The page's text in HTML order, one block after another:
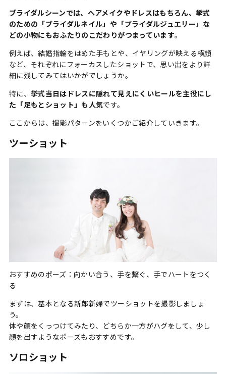
ブライダルシーンでは、ヘアメイクやドレスはもちろん、挙式
のための「ブライダルネイル」や「ブライダルジュエリー」な
どの小物にもおふたりのこだわりがつまっています。
例えば、結婚指輪をはめた手もとや、イヤリングが映える横顔
など、それぞれにフォーカスしたショットで、思い出をより詳
細に残してみてはいかがでしょうか。
特に、 挙式当日はドレスに隠れて見えにくいヒールを主役にし
た「足もとショット」も人気です。
ここからは、撮影パターンをいくつかご紹介していきます。
ツーショット
おすすめのポーズ：向かい合う、手を繋ぐ、手でハートをつく
る
まずは、基本となる新郎新婦でツーショットを撮影しましょ
う。
体や顔をくっつけてみたり、どちらか一方がハグをして、少し
顔を出すようなポーズもおすすめです。
ソロショット